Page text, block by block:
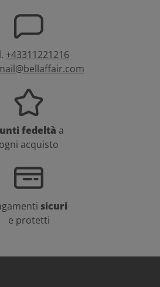
+43311221216
fedeltà a
ogni acquisto
sicuri
e protetti